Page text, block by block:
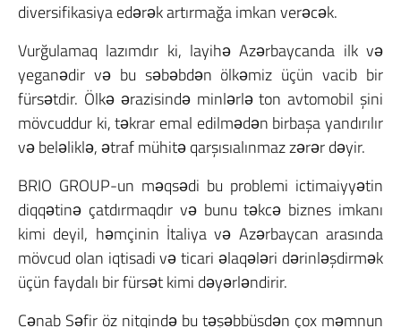
diversifikasiya edərək artırmağa imkan verəcək.
Vurğulamaq lazımdır ki, layihə Azərbaycanda ilk və
yeganədir və bu səbəbdən ölkəmiz üçün vacib bir
fürsətdir. Ölkə ərazisində minlərlə ton avtomobil şini
mövcuddur ki, təkrar emal edilmədən birbaşa yandırılır
və beləliklə, ətraf mühitə qarşısıalınmaz zərər dəyir.
BRIO GROUP-un məqsədi bu problemi ictimaiyyətin
diqqətinə çatdırmaqdır və bunu təkcə biznes imkanı
kimi deyil, həmçinin İtaliya və Azərbaycan arasında
mövcud olan iqtisadi və ticari əlaqələri dərinləşdirmək
üçün faydalı bir fürsət kimi dəyərləndirir.
Cənab Səfir öz nitqində bu təşəbbüsdən çox məmnun